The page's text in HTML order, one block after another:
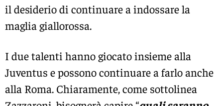
il desiderio di continuare a indossare la
maglia giallorossa.
I due talenti hanno giocato insieme alla
Juventus e possono continuare a farlo anche
alla Roma. Chiaramente, come sottolinea